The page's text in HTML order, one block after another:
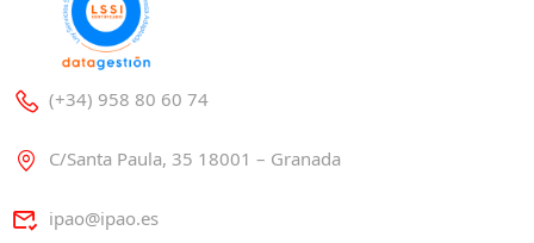
(+34) 958 80 60 74
C/Santa Paula, 35 18001 – Granada
ipao@ipao.es